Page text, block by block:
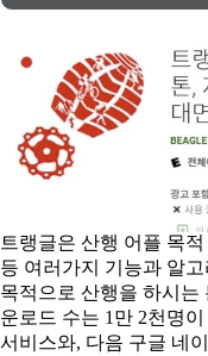
트랭글은 산행 어플 목
등 여러가지 기능과 알
목적으로 산행을 하시는
운로드 수는 1만 2천명
서비스와, 다음 구글 네